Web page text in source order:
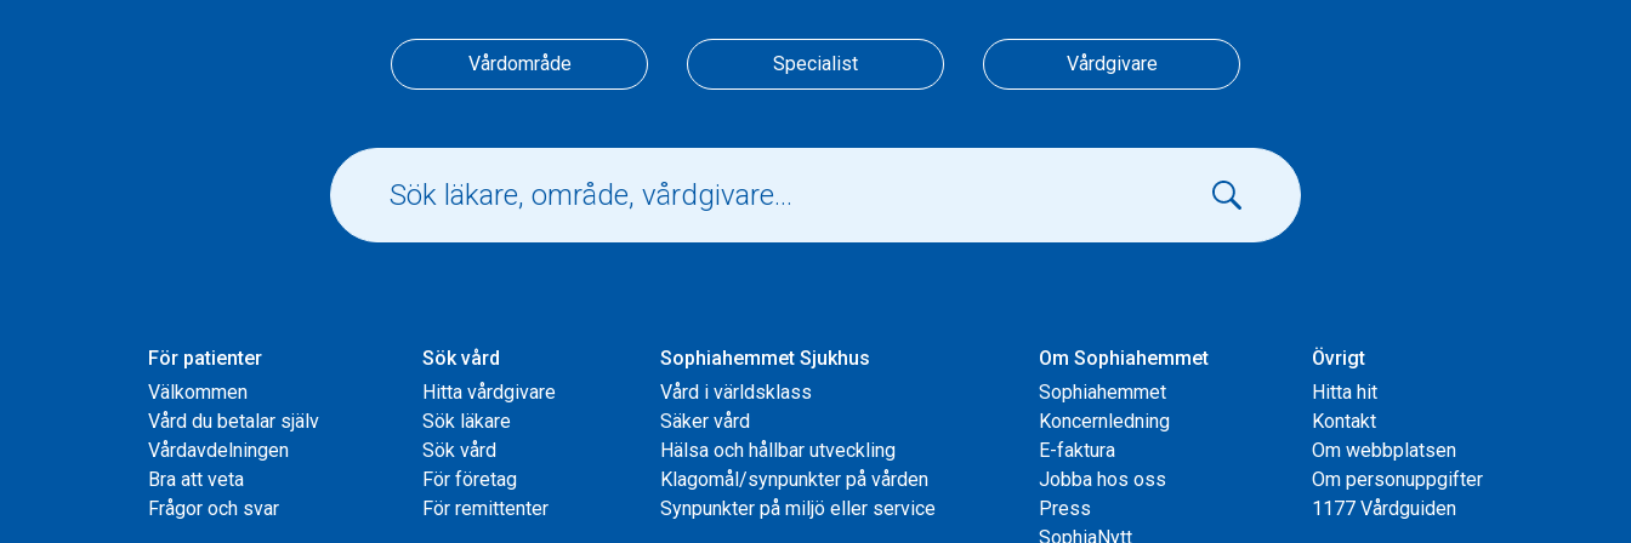
Vårdområde Specialist Vårdgivare
För patienter
Välkommen
Vård du betalar själv
Vårdavdelningen
Bra att veta
Frågor och svar
Sök vård
Hitta vårdgivare
Sök läkare
Sök vård
För företag
För remittenter
Sophiahemmet Sjukhus
Vård i världsklass
Säker vård
Hälsa och hållbar utveckling
Klagomål/synpunkter på vården
Synpunkter på miljö eller service
Om Sophiahemmet
Sophiahemmet
Koncernledning
E-faktura
Jobba hos oss
Press
SophiaNytt
Övrigt
Hitta hit
Kontakt
Om webbplatsen
Om personuppgifter
1177 Vårdguiden